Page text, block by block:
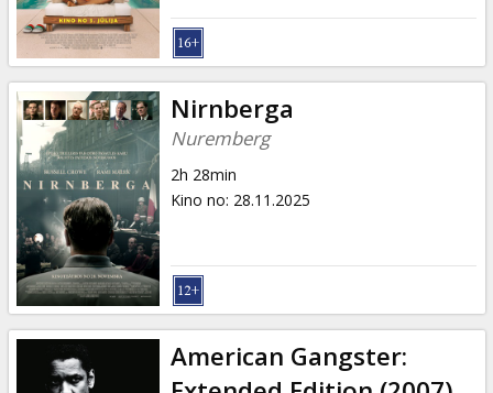
Nirnberga
Nuremberg
2h 28min
Kino no: 28.11.2025
American Gangster: